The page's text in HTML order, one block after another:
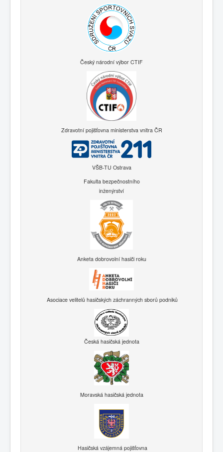
Český národní výbor CTIF
Zdravotní pojišťovna ministerstva vnitra ČR
VŠB-TU Ostrava
Fakulta bezpečnostního
inženýrství
Anketa dobrovolní hasiči roku
Asociace velitelů hasičských záchranných sborů podniků
Česká hasičská jednota
Moravská hasičská jednota
Hasičská vzájemná pojišťovna